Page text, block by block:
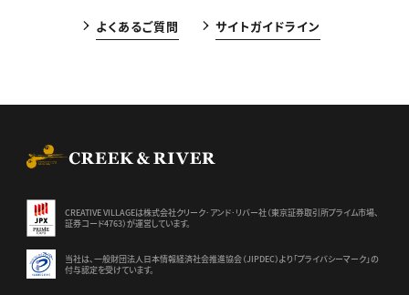
よくあるご質問 サイトガイドライン
CREATIVE VILLAGEは株式会社クリーク･アンド･リバー社（東京証券取引所プライム市場、
証券コード4763）が運営しています。
当社は、一般財団法人日本情報経済社会推進協会（JIPDEC）より 「プライバシーマーク」の
付与認定を受けています。